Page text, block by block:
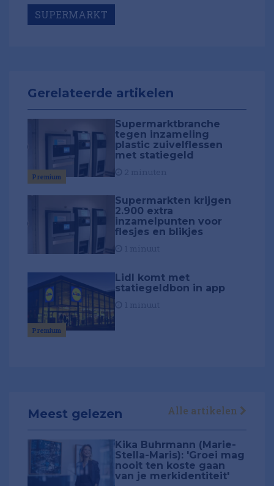
SUPERMARKT
Gerelateerde artikelen
Premium
Supermarktbranche
tegen inzameling
plastic zuivelflessen
met statiegeld
Supermarkten krijgen
2.900 extra
inzamelpunten voor
flesjes en blikjes
Premium
Lidl komt met
statiegeldbon in app
Meest gelezen Alle artikelen
Kika Buhrmann (Marie-
Stella-Maris): 'Groei mag
nooit ten koste gaan
van je merkidentiteit'